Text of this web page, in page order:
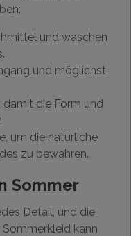
und waschen
und möglichst
damit die Form und
um die natürliche
zu bewahren.
Sommer
Detail, und die
kann